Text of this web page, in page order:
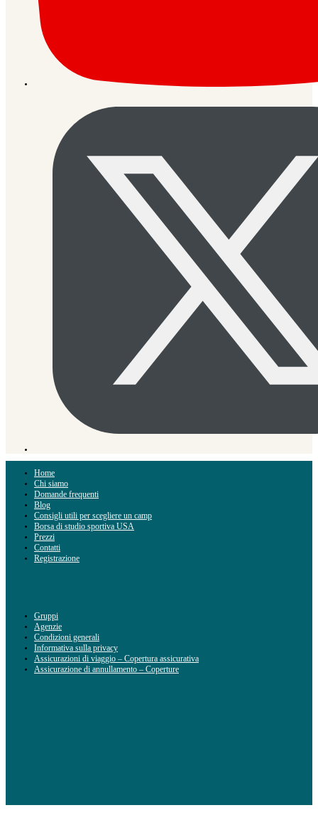
Home
Chi siamo
Domande frequenti
Blog
Consigli utili per scegliere un camp
Borsa di studio sportiva USA
Prezzi
Contatti
Registrazione
Gruppi
Agenzie
Condizioni generali
Informativa sulla privacy
Assicurazioni di viaggio – Copertura assicurativa
Assicurazione di annullamento – Coperture